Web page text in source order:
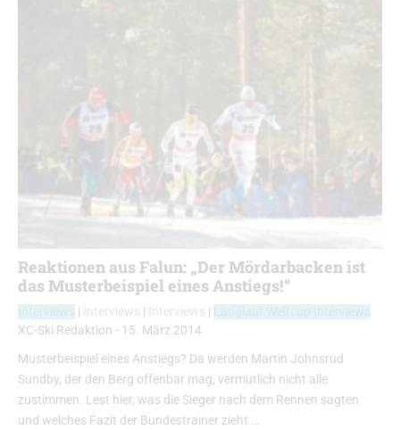
Reaktionen aus Falun: „Der Mördarbacken ist
das Musterbeispiel eines Anstiegs!“
Interviews Interviews
XC-Ski Redaktion - 15. März 2014
Musterbeispiel eines Anstiegs? Da werden Martin Johnsrud
Sundby, der den Berg offenbar mag, vermutlich nicht alle
zustimmen. Lest hier, was die Sieger nach dem Rennen sagten
und welches Fazit der Bundestrainer zieht …